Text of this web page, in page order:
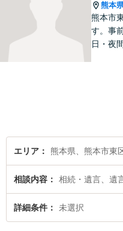
熊本
熊本市
す。事
日・夜
エリア 熊本県、熊本市東
相談内容 相続・遺言、遺
詳細条件 未選択